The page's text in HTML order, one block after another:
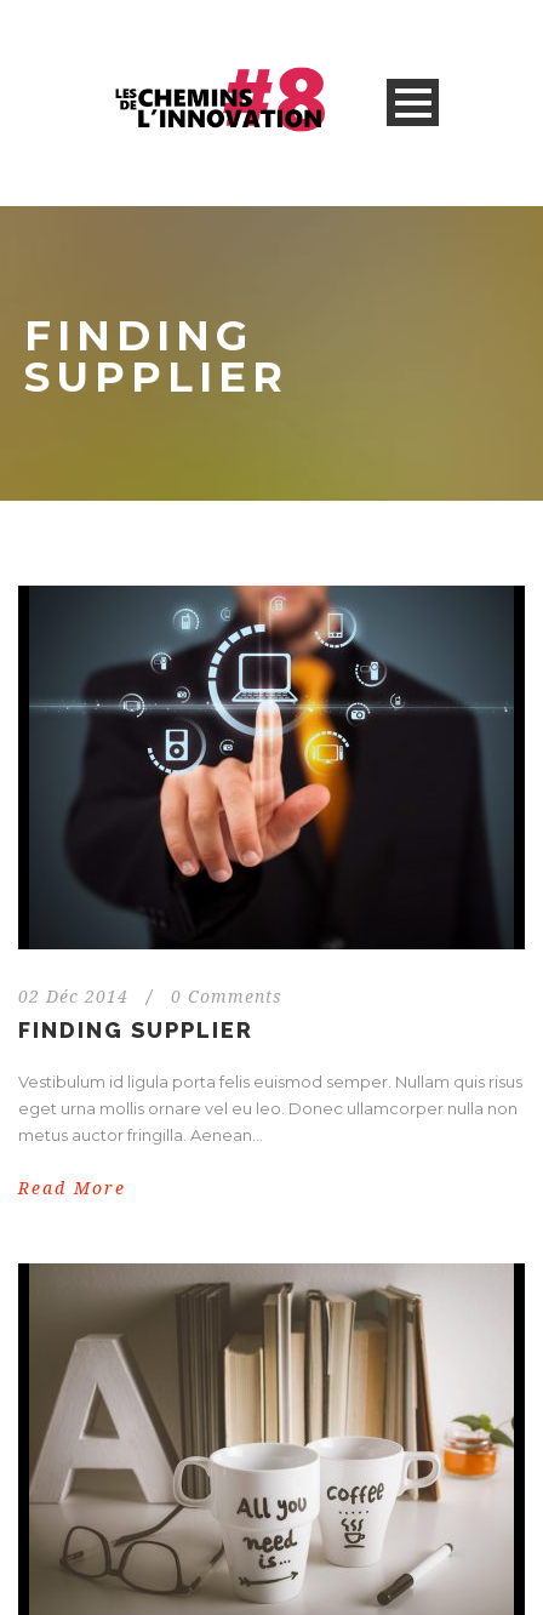
FINDING
SUPPLIER
02 Déc 2014 / 0 Comments
FINDING SUPPLIER
Vestibulum id ligula porta felis euismod semper. Nullam quis risus
eget urna mollis ornare vel eu leo. Donec ullamcorper nulla non
metus auctor fringilla. Aenean...
Read More